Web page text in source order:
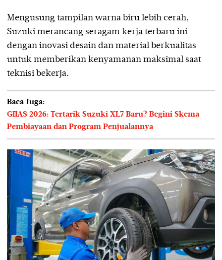
Mengusung tampilan warna biru lebih cerah,
Suzuki merancang seragam kerja terbaru ini
dengan inovasi desain dan material berkualitas
untuk memberikan kenyamanan maksimal saat
teknisi bekerja.
Baca Juga:
GIIAS 2026: Tertarik Suzuki XL7 Baru? Begini Skema
Pembiayaan dan Program Penjualannya